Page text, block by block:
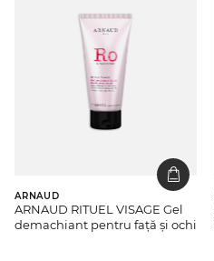
ARNAUD
ARNAUD RITUEL VISAGE Gel
demachiant pentru față și ochi